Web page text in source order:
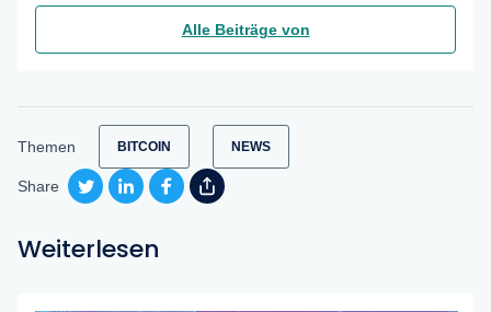
Alle Beiträge von
Themen BITCOIN NEWS
Share
Weiterlesen